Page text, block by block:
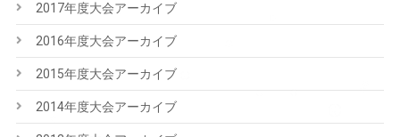
2017年度大会アーカイブ
2016年度大会アーカイブ
2015年度大会アーカイブ
2014年度大会アーカイブ